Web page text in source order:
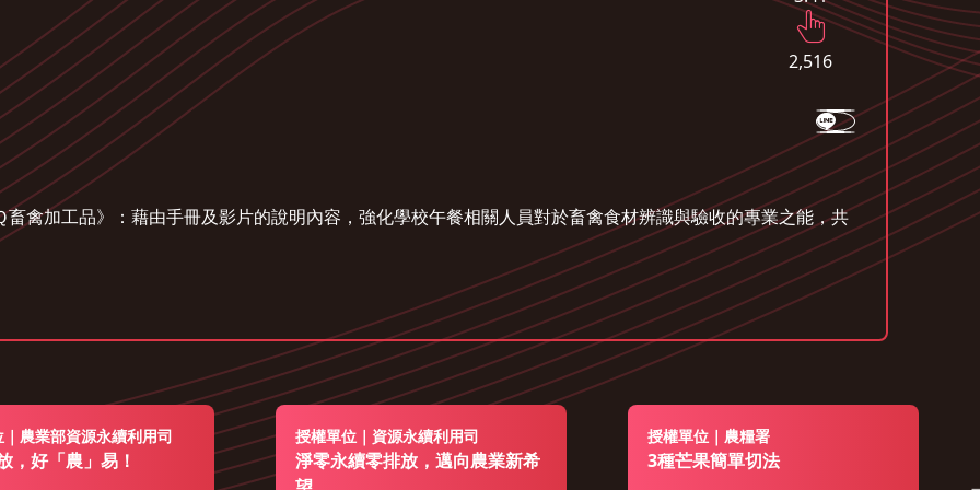
2,516
禽加工品》：藉由手冊及影片的說明內容，強化學校午餐相關人員對於畜禽食材辨識與驗收的專業之能，共
農業部資源永續利用司
，好「農」易！
授權單位｜資源永續利用司
淨零永續零排放，邁向農業新希
授權單位｜農糧署
3種芒果簡單切法